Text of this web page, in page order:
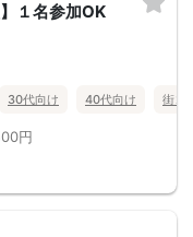
１名参加OK
30代向け 40代向け 街コ
円